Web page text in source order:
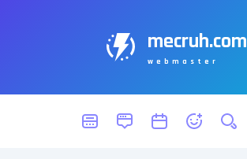
mecruh.com
webmaster